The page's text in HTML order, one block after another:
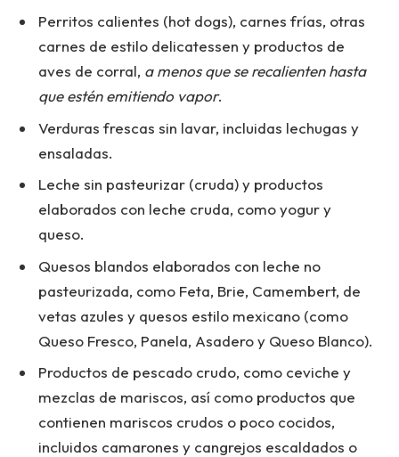
Perritos calientes (hot dogs), carnes frías, otras
carnes de estilo delicatessen y productos de
aves de corral, a menos que se recalienten hasta
que estén emitiendo vapor.
Verduras frescas sin lavar, incluidas lechugas y
ensaladas.
Leche sin pasteurizar (cruda) y productos
elaborados con leche cruda, como yogur y
queso.
Quesos blandos elaborados con leche no
pasteurizada, como Feta, Brie, Camembert, de
vetas azules y quesos estilo mexicano (como
Queso Fresco, Panela, Asadero y Queso Blanco).
Productos de pescado crudo, como ceviche y
mezclas de mariscos, así como productos que
contienen mariscos crudos o poco cocidos,
incluidos camarones y cangrejos escaldados o